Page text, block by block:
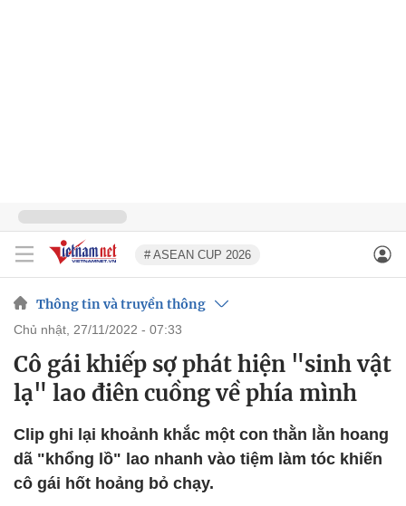
# ASEAN CUP 2026
Thông tin và truyền thông
chủ nhật, 27/11/2022 - 07:33
Cô gái khiếp sợ phát hiện "sinh vật
lạ" lao điên cuồng về phía mình
Clip ghi lại khoảnh khắc một con thằn lằn hoang
dã "khổng lồ" lao nhanh vào tiệm làm tóc khiến
cô gái hốt hoảng bỏ chạy.